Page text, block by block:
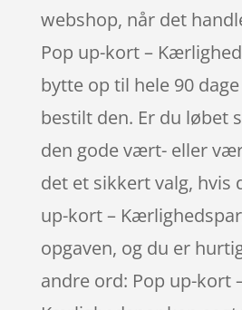
webshop, når det
Pop up-kort –
bytte op til hele 90
bestilt den. Er du løbet
den gode vært- eller
det et sikkert valg, hvis
up-kort –
opgaven, og du er
andre ord: Pop up-kort